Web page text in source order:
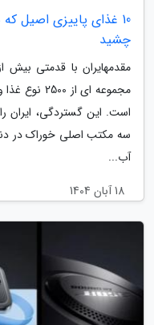
10 غذای پاییزی اصیل
چشید
مجموعه ای
است. این گستردگی، ایران
سه مکتب اصلی خوراک در دنیا
آب...
18 آبان 1404